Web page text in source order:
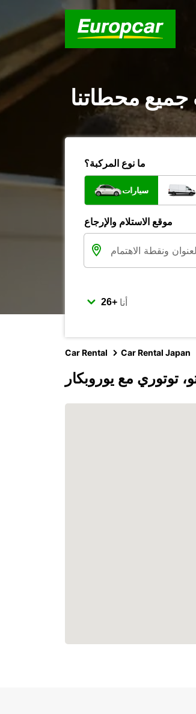
محطاتنا
ما نوع المركبة؟
سيارات
موقع الاستلام والإرجاع
أنا
Car Rental Car Rental Japan
توتوري مع يوروبكار